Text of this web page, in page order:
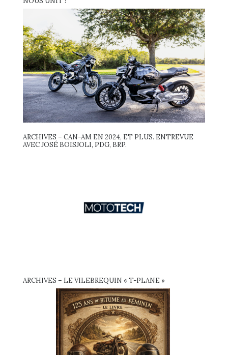
ARCHIVES – CAN-AM EN 2024, ET PLUS. ENTREVUE
AVEC JOSÉ BOISJOLI, PDG, BRP.
ARCHIVES – LE VILEBREQUIN « T-PLANE »